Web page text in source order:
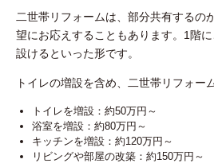
二世帯リフォームは、部分共有するの
望にお応えすることもあります。1階
設けるといった形です。
トイレの増設を含め、二世帯リフォ
トイレを増設：約50万円～
浴室を増設：約80万円～
キッチンを増設：約120万円～
リビングや部屋の改築：約150万円～